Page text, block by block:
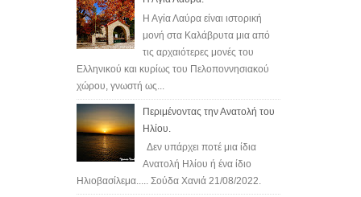
Η Αγία Λαύρα είναι ιστορική
μονή στα Καλάβρυτα μια από
τις αρχαιότερες μονές του
Ελληνικού και κυρίως του Πελοποννησιακού
χώρου, γνωστή ως...
Περιμένοντας την Ανατολή του
Ηλίου.
Δεν υπάρχει ποτέ μια ίδια
Ανατολή Ηλίου ή ένα ίδιο
Ηλιοβασίλεμα..... Σούδα Χανιά 21/08/2022.